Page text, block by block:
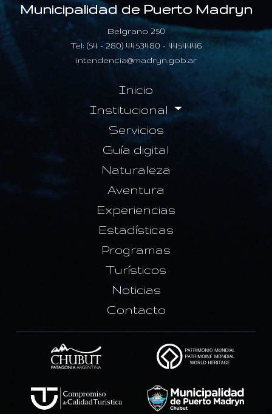
Municipalidad de Puerto Madryn
Belgrano 250
Tel: (54 - 280) 4453480 - 4454446
intendencia@madryn.gob.ar
Inicio
Institucional
Servicios
Guía digital
Naturaleza
Aventura
Experiencias
Estadísticas
Programas
Turísticos
Noticias
Contacto